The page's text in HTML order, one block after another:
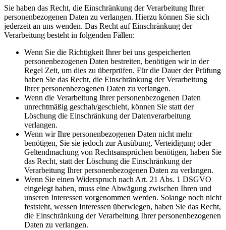
Sie haben das Recht, die Einschränkung der Verarbeitung Ihrer
personenbezogenen Daten zu verlangen. Hierzu können Sie sich
jederzeit an uns wenden. Das Recht auf Einschränkung der
Verarbeitung besteht in folgenden Fällen:
Wenn Sie die Richtigkeit Ihrer bei uns gespeicherten
personenbezogenen Daten bestreiten, benötigen wir in der
Regel Zeit, um dies zu überprüfen. Für die Dauer der Prüfung
haben Sie das Recht, die Einschränkung der Verarbeitung
Ihrer personenbezogenen Daten zu verlangen.
Wenn die Verarbeitung Ihrer personenbezogenen Daten
unrechtmäßig geschah/geschieht, können Sie statt der
Löschung die Einschränkung der Datenverarbeitung
verlangen.
Wenn wir Ihre personenbezogenen Daten nicht mehr
benötigen, Sie sie jedoch zur Ausübung, Verteidigung oder
Geltendmachung von Rechtsansprüchen benötigen, haben Sie
das Recht, statt der Löschung die Einschränkung der
Verarbeitung Ihrer personenbezogenen Daten zu verlangen.
Wenn Sie einen Widerspruch nach Art. 21 Abs. 1 DSGVO
eingelegt haben, muss eine Abwägung zwischen Ihren und
unseren Interessen vorgenommen werden. Solange noch nicht
feststeht, wessen Interessen überwiegen, haben Sie das Recht,
die Einschränkung der Verarbeitung Ihrer personenbezogenen
Daten zu verlangen.